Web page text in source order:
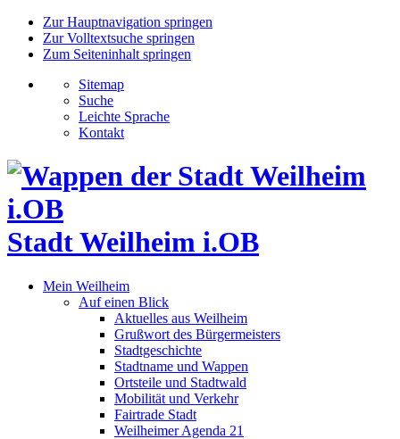
Zur Hauptnavigation springen
Zur Volltextsuche springen
Zum Seiteninhalt springen
Sitemap
Suche
Leichte Sprache
Kontakt
Stadt Weilheim i.OB
Mein Weilheim
Auf einen Blick
Aktuelles aus Weilheim
Grußwort des Bürgermeisters
Stadtgeschichte
Stadtname und Wappen
Ortsteile und Stadtwald
Mobilität und Verkehr
Fairtrade Stadt
Weilheimer Agenda 21